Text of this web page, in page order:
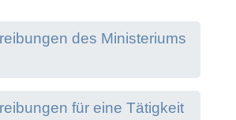
des Ministeriums
für eine Tätigkeit